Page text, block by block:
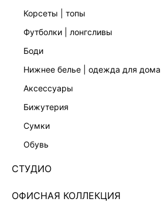
корсеты | топы
футболки | лонгсливы
боди
нижнее белье | одежда для дома
аксессуары
бижутерия
сумки
обувь
СТУДИО
ОФИСНАЯ КОЛЛЕКЦИЯ
КОЛЛЕКЦИЯ СТУДИО